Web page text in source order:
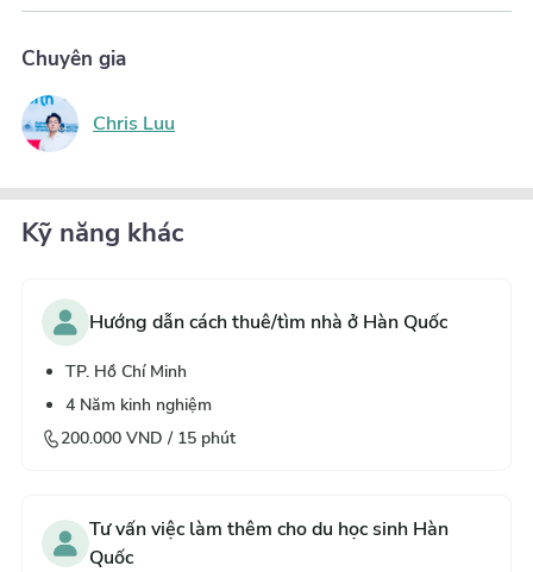
Chuyên gia
Chris Luu
Kỹ năng khác
Hướng dẫn cách thuê/tìm nhà ở Hàn Quốc
TP. Hồ Chí Minh
4 Năm kinh nghiệm
200.000 VND / 15 phút
Tư vấn việc làm thêm cho du học sinh Hàn
Quốc